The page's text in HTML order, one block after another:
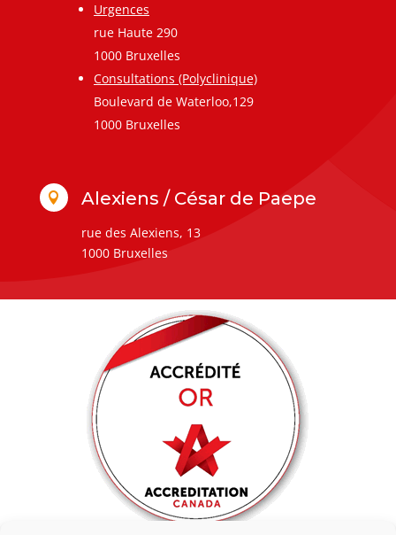
Urgences
rue Haute 290
1000 Bruxelles
Consultations (Polyclinique)
Boulevard de Waterloo,129
1000 Bruxelles
 Alexiens / César de Paepe
rue des Alexiens, 13
1000 Bruxelles